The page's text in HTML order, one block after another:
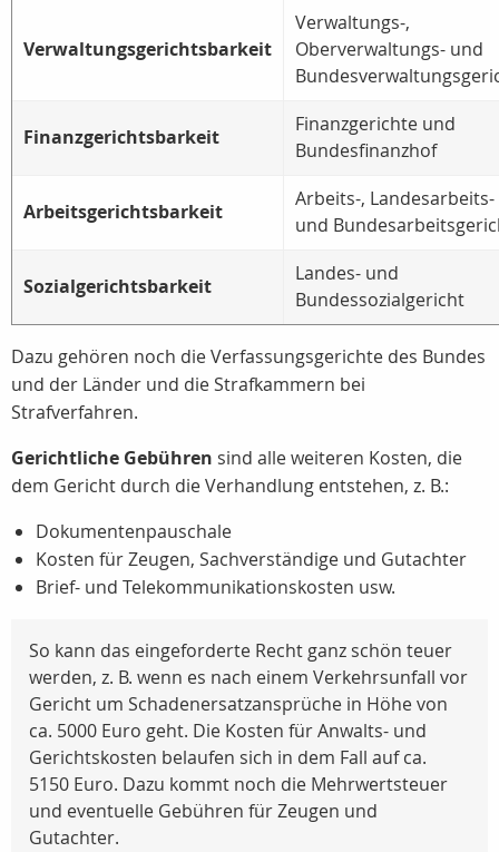
Verwaltungsgerichtsbarkeit
Verwaltungs-,
Oberverwaltungs- und
Finanzgerichtsbarkeit
Finanzgerichte und
Bundesfinanzhof
Arbeitsgerichtsbarkeit
Arbeits-, Landesarbeits-
und
Sozialgerichtsbarkeit
Landes- und
Bundessozialgericht
Dazu gehören noch die Verfassungsgerichte des Bundes
und der Länder und die Strafkammern bei
Strafverfahren.
Gerichtliche Gebühren sind alle weiteren Kosten, die
dem Gericht durch die Verhandlung entstehen, z. B.:
Dokumentenpauschale
Kosten für Zeugen, Sachverständige und Gutachter
Brief- und Telekommunikationskosten usw.
So kann das eingeforderte Recht ganz schön teuer
werden, z. B. wenn es nach einem Verkehrsunfall vor
Gericht um Schadenersatzansprüche in Höhe von
ca. 5000 Euro geht. Die Kosten für Anwalts- und
Gerichtskosten belaufen sich in dem Fall auf ca.
5150 Euro. Dazu kommt noch die Mehrwertsteuer
und eventuelle Gebühren für Zeugen und
Gutachter.